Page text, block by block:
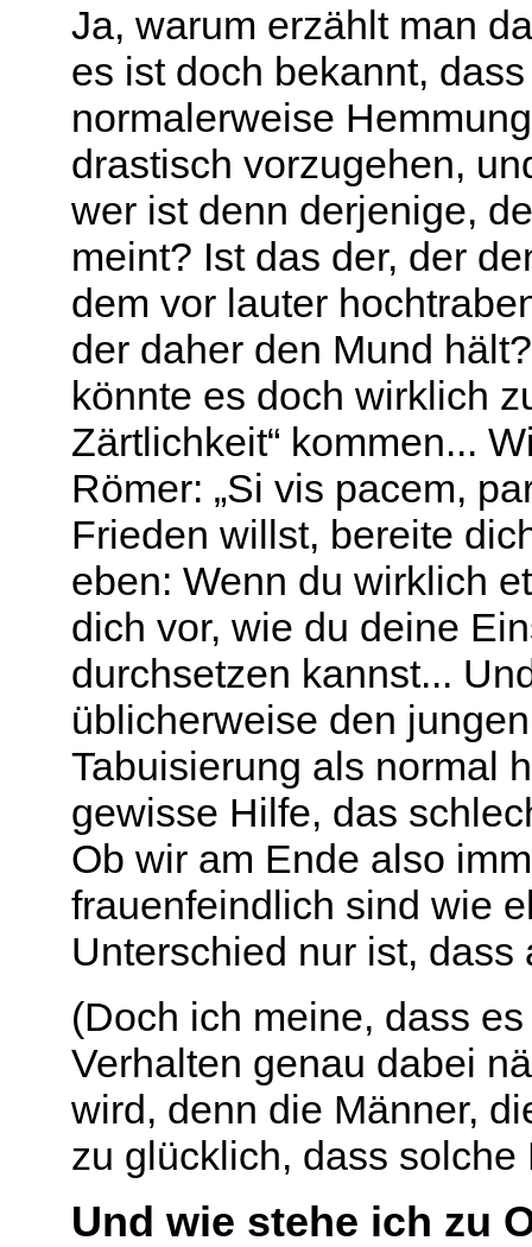
Ja, warum erzählt man
es ist doch bekannt,
normalerweise
drastisch vorzugehen,
wer ist denn derjenige,
meint? Ist das der, der
dem vor lauter
der daher den Mund
könnte es doch wirklich
Zärtlichkeit“ kommen...
Römer: „Si vis pacem,
Frieden willst, bereite
eben: Wenn du wirklich
dich vor, wie du deine
durchsetzen kannst...
üblicherweise den
Tabuisierung als normal
gewisse Hilfe, das
Ob wir am Ende also
frauenfeindlich sind wie
Unterschied nur ist,
(Doch ich meine, dass
Verhalten genau dabei
wird, denn die Männer,
zu glücklich, dass
Und wie stehe ich zu